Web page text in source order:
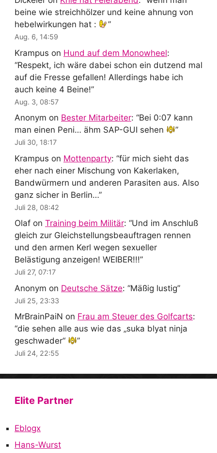
beine wie streichhölzer und keine ahnung von
hebelwirkungen hat :
”
Aug. 6, 14:59
Krampus on Hund auf dem Monowheel:
“Respekt, ich wäre dabei schon ein dutzend mal
auf die Fresse gefallen! Allerdings habe ich
auch keine 4 Beine!”
Aug. 3, 08:57
Anonym on Bester Mitarbeiter: “Bei 0:07 kann
man einen Peni… ähm SAP-GUI sehen
”
Juli 30, 18:17
Krampus on Mottenparty: “für mich sieht das
eher nach einer Mischung von Kakerlaken,
Bandwürmern und anderen Parasiten aus. Also
ganz sicher in Berlin…”
Juli 28, 08:42
Olaf on Training beim Militär: “Und im Anschluß
gleich zur Gleichstellungsbeauftragen rennen
und den armen Kerl wegen sexueller
Belästigung anzeigen! WEIBER!!!”
Juli 27, 07:17
Anonym on Deutsche Sätze: “Mäßig lustig”
Juli 25, 23:33
MrBrainPaiN on Frau am Steuer des Golfcarts:
“die sehen alle aus wie das „suka blyat ninja
geschwader“
”
Juli 24, 22:55
Elite Partner
Eblogx
Hans-Wurst